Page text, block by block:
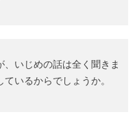
いじめの話は全く聞きま
いるからでしょうか。